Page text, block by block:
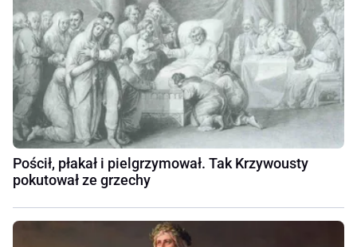
Pościł, płakał i pielgrzymował. Tak Krzywousty
pokutował ze grzechy